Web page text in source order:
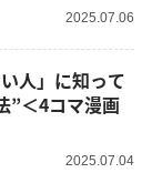
2025.07.06
人」に知って
”＜4コマ漫画
2025.07.04